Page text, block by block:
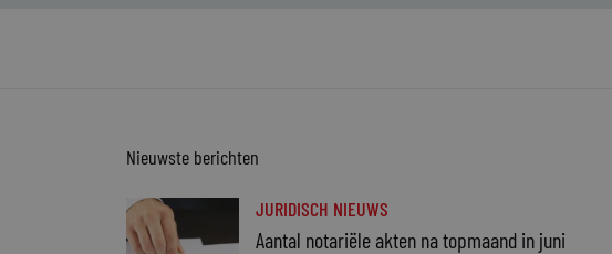
Nieuwste berichten
JURIDISCH NIEUWS
Aantal notariële akten na topmaand in juni